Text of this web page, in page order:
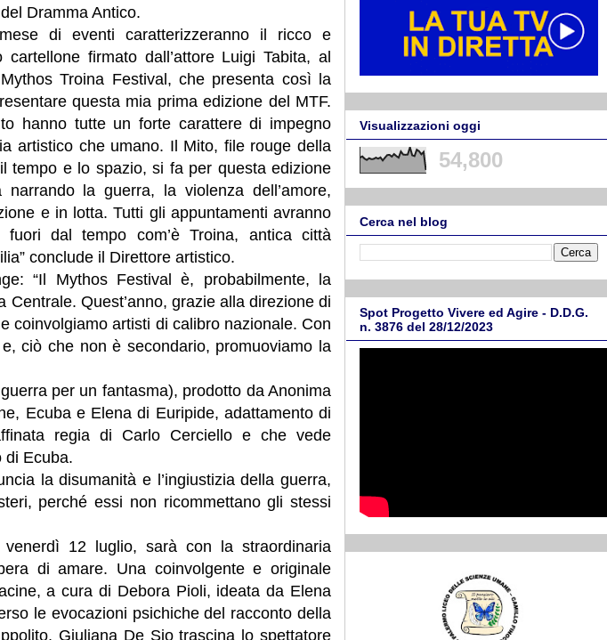
Dramma Antico.
di eventi caratterizzeranno il ricco e
cartellone firmato dall’attore Luigi Tabita, al
Troina Festival, che presenta così la
questa mia prima edizione del MTF.
hanno tutte un forte carattere di impegno
artistico che umano. Il Mito, file rouge della
tempo e lo spazio, si fa per questa edizione
la guerra, la violenza dell’amore,
e in lotta. Tutti gli appuntamenti avranno
dal tempo com’è Troina, antica città
conclude il Direttore artistico.
“Il Mythos Festival è, probabilmente, la
Quest’anno, grazie alla direzione di
coinvolgiamo artisti di calibro nazionale. Con
ciò che non è secondario, promuoviamo la
per un fantasma), prodotto da Anonima
Ecuba e Elena di Euripide, adattamento di
regia di Carlo Cerciello e che vede
di Ecuba.
la disumanità e l’ingiustizia della guerra,
perché essi non ricommettano gli stessi
12 luglio, sarà con la straordinaria
di amare. Una coinvolgente e originale
a cura di Debora Pioli, ideata da Elena
le evocazioni psichiche del racconto della
Giuliana De Sio trascina lo spettatore
Visualizzazioni oggi
54,800
Cerca nel blog
Spot Progetto Vivere ed Agire - D.D.G.
n. 3876 del 28/12/2023